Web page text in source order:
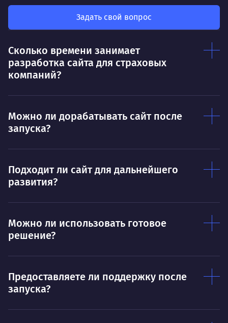
Делает так, чтобы результат работы всех
был больше, чем сумма результатов
Нравится
Дышать. Без этого совсем не могу.
Умею
Договариваться.
сказано.
О
Задать свой вопрос
Сколько времени занимает
разработка сайта для страховых
компаний?
Можно ли дорабатывать сайт после
запуска?
Подходит ли сайт для дальнейшего
развития?
Можно ли использовать готовое
решение?
Предоставляете ли поддержку после
запуска?